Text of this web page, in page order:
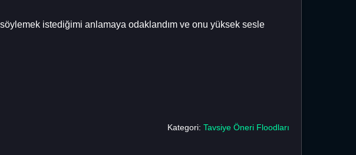
istediğimi anlamaya odaklandım ve onu yüksek sesle
Kategori: Tavsiye Öneri Floodları